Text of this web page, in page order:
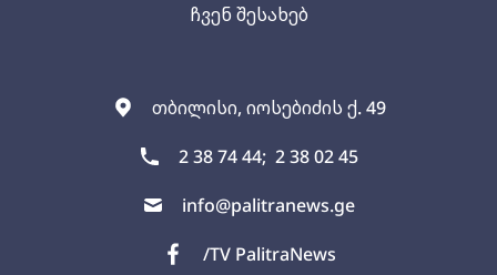
თბილისი, იოსებიძის ქ. 49
2 38 74 44; 2 38 02 45
info@palitranews.ge
/TV PalitraNews
ჩვენ შესახებ